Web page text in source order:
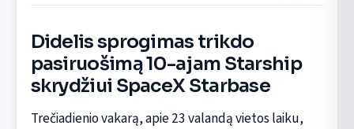
Didelis sprogimas trikdo
pasiruošimą 10-ajam Starship
skrydžiui SpaceX Starbase
Trečiadienio vakarą, apie 23 valandą vietos laiku,